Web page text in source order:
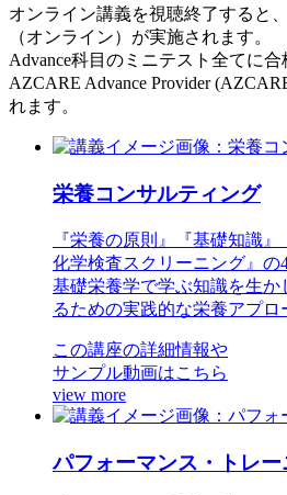
オンライン講義を視聴終了すると
（オンライン）が実施されます。
Advance科目のミニテスト全てに合
AZCARE Advance Provider
れます。
栄養コンサルティング
『栄養の原則』『基礎知識
化学検査スクリーニング』の
基礎栄養学で学ぶ知識を生
るための実践的な栄養アプロ
この講座の詳細情報や
サンプル動画はこちら
view more
パフォーマンス・トレー